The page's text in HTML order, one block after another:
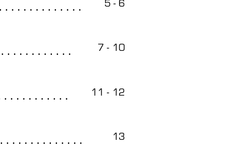
. . . . . . . . . . . . . 5 - 6
. . . . . . . . . . . 7 - 10
. . . . . . . . . . 11 - 12
. . . . . . . . . . . . . 13